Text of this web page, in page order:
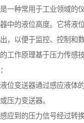
一种常用于工业领域的
中的液位高度。它将液
，以便于监控、控制和数
工作原理基于压力传感
位变送器通过感应液体
压力变送器。
应到的压力信号经过转